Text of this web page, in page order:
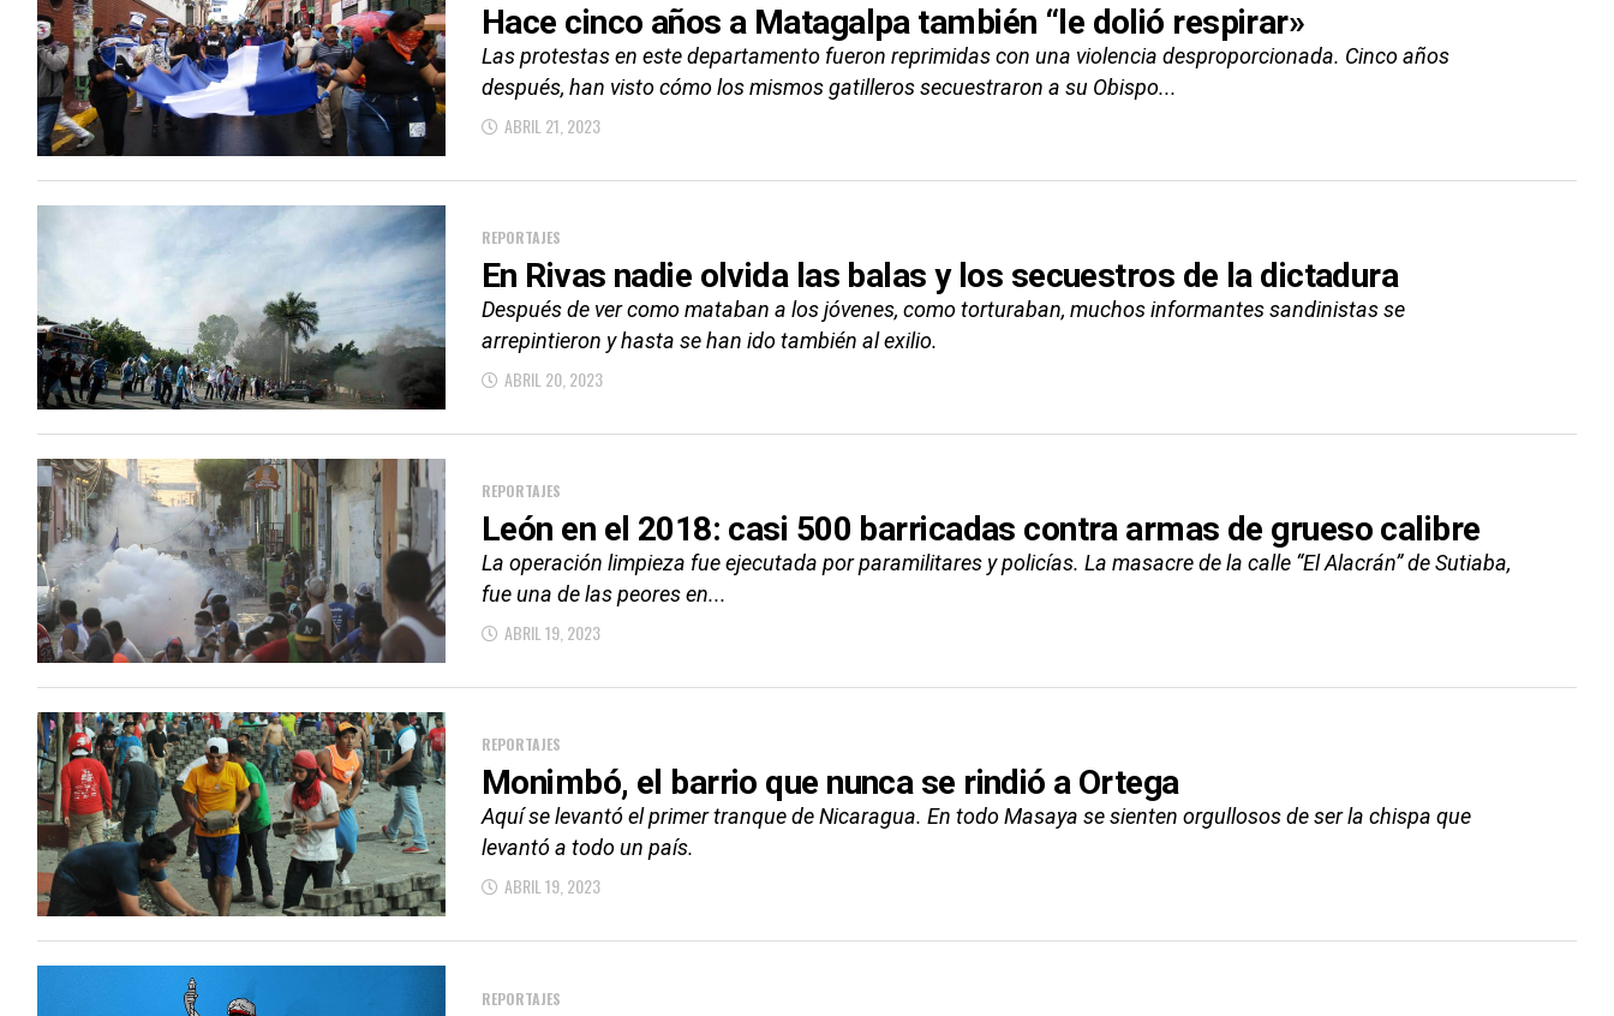
Hace cinco años a Matagalpa también “le dolió respirar»
Las protestas en este departamento fueron reprimidas con una violencia desproporcionada. Cinco años
después, han visto cómo los mismos gatilleros secuestraron a su Obispo...
ABRIL 21, 2023
REPORTAJES
En Rivas nadie olvida las balas y los secuestros de la dictadura
Después de ver como mataban a los jóvenes, como torturaban, muchos informantes sandinistas se
arrepintieron y hasta se han ido también al exilio.
ABRIL 20, 2023
REPORTAJES
León en el 2018: casi 500 barricadas contra armas de grueso calibre
La operación limpieza fue ejecutada por paramilitares y policías. La masacre de la calle “El Alacrán” de Sutiaba,
fue una de las peores en...
ABRIL 19, 2023
REPORTAJES
Monimbó, el barrio que nunca se rindió a Ortega
Aquí se levantó el primer tranque de Nicaragua. En todo Masaya se sienten orgullosos de ser la chispa que
levantó a todo un país.
ABRIL 19, 2023
REPORTAJES